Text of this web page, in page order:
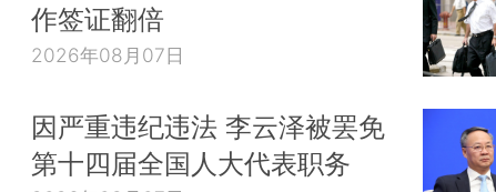
作签证翻倍
2026年08月07日
因严重违纪违法 李云泽被罢免
第十四届全国人大代表职务